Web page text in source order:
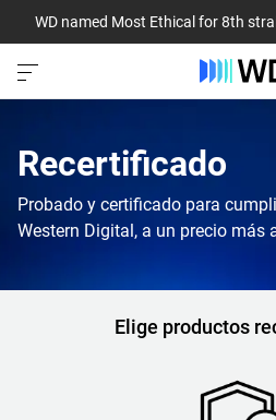
WD named Most Ethical for 8th
Recertificado
Probado y certificado para
Western Digital, a un precio más
Elige productos